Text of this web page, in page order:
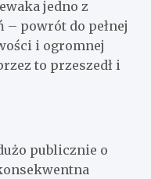
jedno z
– powrót do pełnej
i ogromnej
to przeszedł i
publicznie o